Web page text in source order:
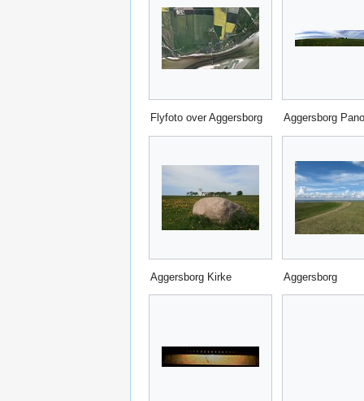
Flyfoto over Aggersborg Aggersborg
Aggersborg Kirke Aggersborg